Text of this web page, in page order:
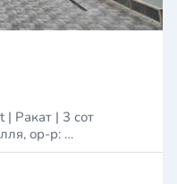
| Ракат | 3 сот
махалля, ор-р: …